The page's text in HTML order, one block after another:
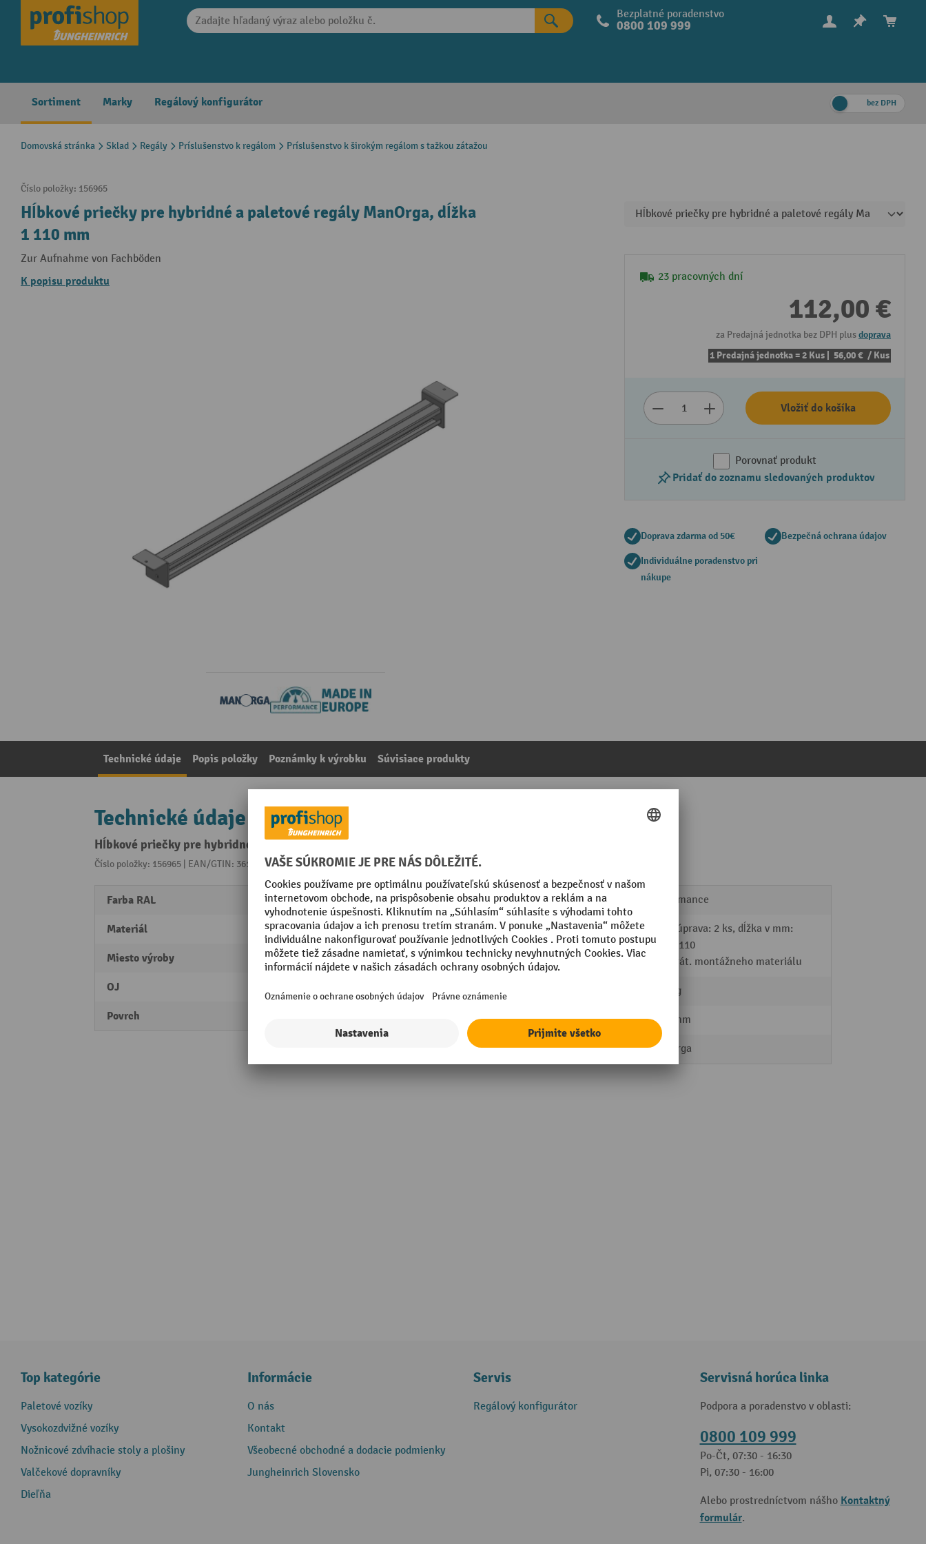
Skip to main navigation Bezplatné poradenstvo
0800 109 999
Sortiment Marky Regálový konfigurátor bez DPH
Domovská stránka Sklad Regály Príslušenstvo k regálom Príslušenstvo k širokým regálom s tažkou zátažou
Číslo položky: 156965
Hĺbkové priečky pre hybridné a paletové regály ManOrga, dĺžka
1 110 mm
Zur Aufnahme von Fachböden
K popisu produktu 23 pracovných dní
112,00 €
za Predajná jednotka bez DPH plusdoprava
1 Predajná jednotka = 2 Kus | 56,00 € / Kus
Vložiť do košíka
Porovnať produkt
Pridať do zoznamu sledovaných produktov
Doprava zdarma od 50€ Bezpečná ochrana údajov
Individuálne poradenstvo pri
nákupe
Technické údaje Popis položky Poznámky k výrobku Súvisiace produkty
Technické údaje
Hĺbkové priečky pre hybridné a paletové regály ManOrga, dĺžka 1 110 mm
Číslo položky: 156965 | EAN/GTIN: 3612971142596Z kategórie:Príslušenstvo k širokým regálom s tažkou zátažou
Farba RAL RAL 2004 pravá oranžová
Materiál Oceľ
Miesto výroby Made in Europe
OJ
Povrch
Segmentu Performance
Technické vlastnosti
Súprava: 2 ks, dĺžka v mm:
1 110
vrát. montážneho materiálu
Vlastná hmotnosť 74,6 kg
Výška 1100 mm
Značka ManOrga
Top kategórie
Paletové vozíky
Vysokozdvižné vozíky
Nožnicové zdvíhacie stoly a plošiny
Valčekové dopravníky
Dieľňa
Informácie
O nás
Kontakt
Všeobecné obchodné a dodacie podmienky
Jungheinrich Slovensko
Servis
Regálový konfigurátor
Servisná horúca linka
Podpora a poradenstvo v oblasti:
0800 109 999
Po-Čt, 07:30 - 16:30
Pi, 07:30 - 16:00
Alebo prostredníctvom nášho Kontaktný
formulár.